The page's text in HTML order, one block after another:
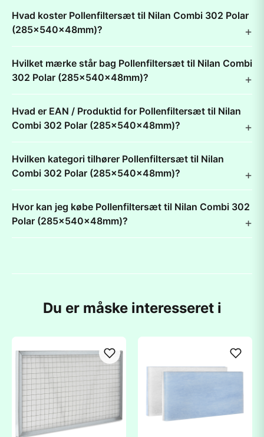
Hvad koster Pollenfiltersæt til Nilan Combi 302 Polar
(285x540x48mm)?
Hvilket mærke står bag Pollenfiltersæt til Nilan Combi
302 Polar (285x540x48mm)?
Hvad er EAN / Produktid for Pollenfiltersæt til Nilan
Combi 302 Polar (285x540x48mm)?
Hvilken kategori tilhører Pollenfiltersæt til Nilan
Combi 302 Polar (285x540x48mm)?
Hvor kan jeg købe Pollenfiltersæt til Nilan Combi 302
Polar (285x540x48mm)?
Du er måske interesseret i